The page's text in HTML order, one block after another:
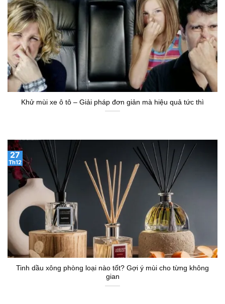
Khử mùi xe ô tô – Giải pháp đơn giản mà hiệu quả tức thì
Tinh dầu xông phòng loại nào tốt? Gợi ý mùi cho từng không
gian
27
Th12